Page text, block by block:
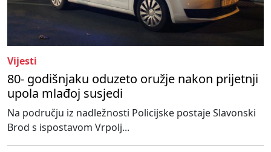
Vijesti
80- godišnjaku oduzeto oružje nakon prijetnji
upola mlađoj susjedi
Na području iz nadležnosti Policijske postaje Slavonski
Brod s ispostavom Vrpolj...